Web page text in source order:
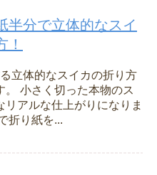
半分で立体的なスイ
！
立体的なスイカの折り方
。 小さく切った本物のス
リアルな仕上がりになりま
折り紙を...